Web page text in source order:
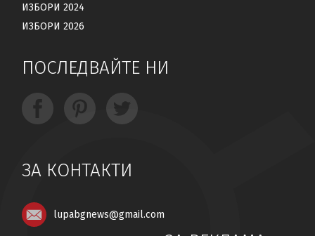
ИЗБОРИ 2024
ИЗБОРИ 2026
ПОСЛЕДВАЙТЕ НИ
ЗА КОНТАКТИ
lupabgnews@gmail.com